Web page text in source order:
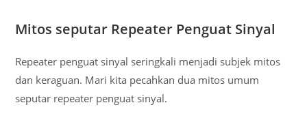
Mitos seputar Repeater Penguat Sinyal
Repeater penguat sinyal seringkali menjadi subjek mitos
dan keraguan. Mari kita pecahkan dua mitos umum
seputar repeater penguat sinyal.